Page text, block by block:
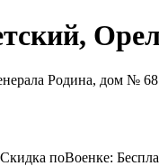
Родина, дом № 68
Скидка поВоенке: